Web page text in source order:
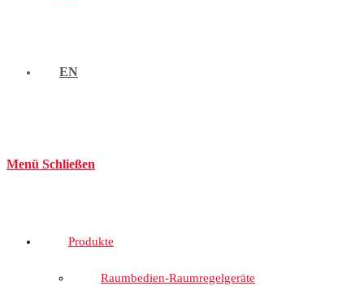
EN
Menü Schließen
Produkte
Raumbedien-Raumregelgeräte